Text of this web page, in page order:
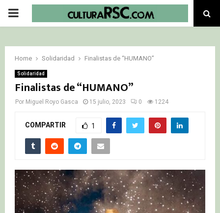
PRIMARY
Home Solidaridad Finalistas de “HUMANO”
Solidaridad
Finalistas de “HUMANO”
Por Miguel Royo Gasca 15 julio, 2023 0 1224
COMPARTIR 1